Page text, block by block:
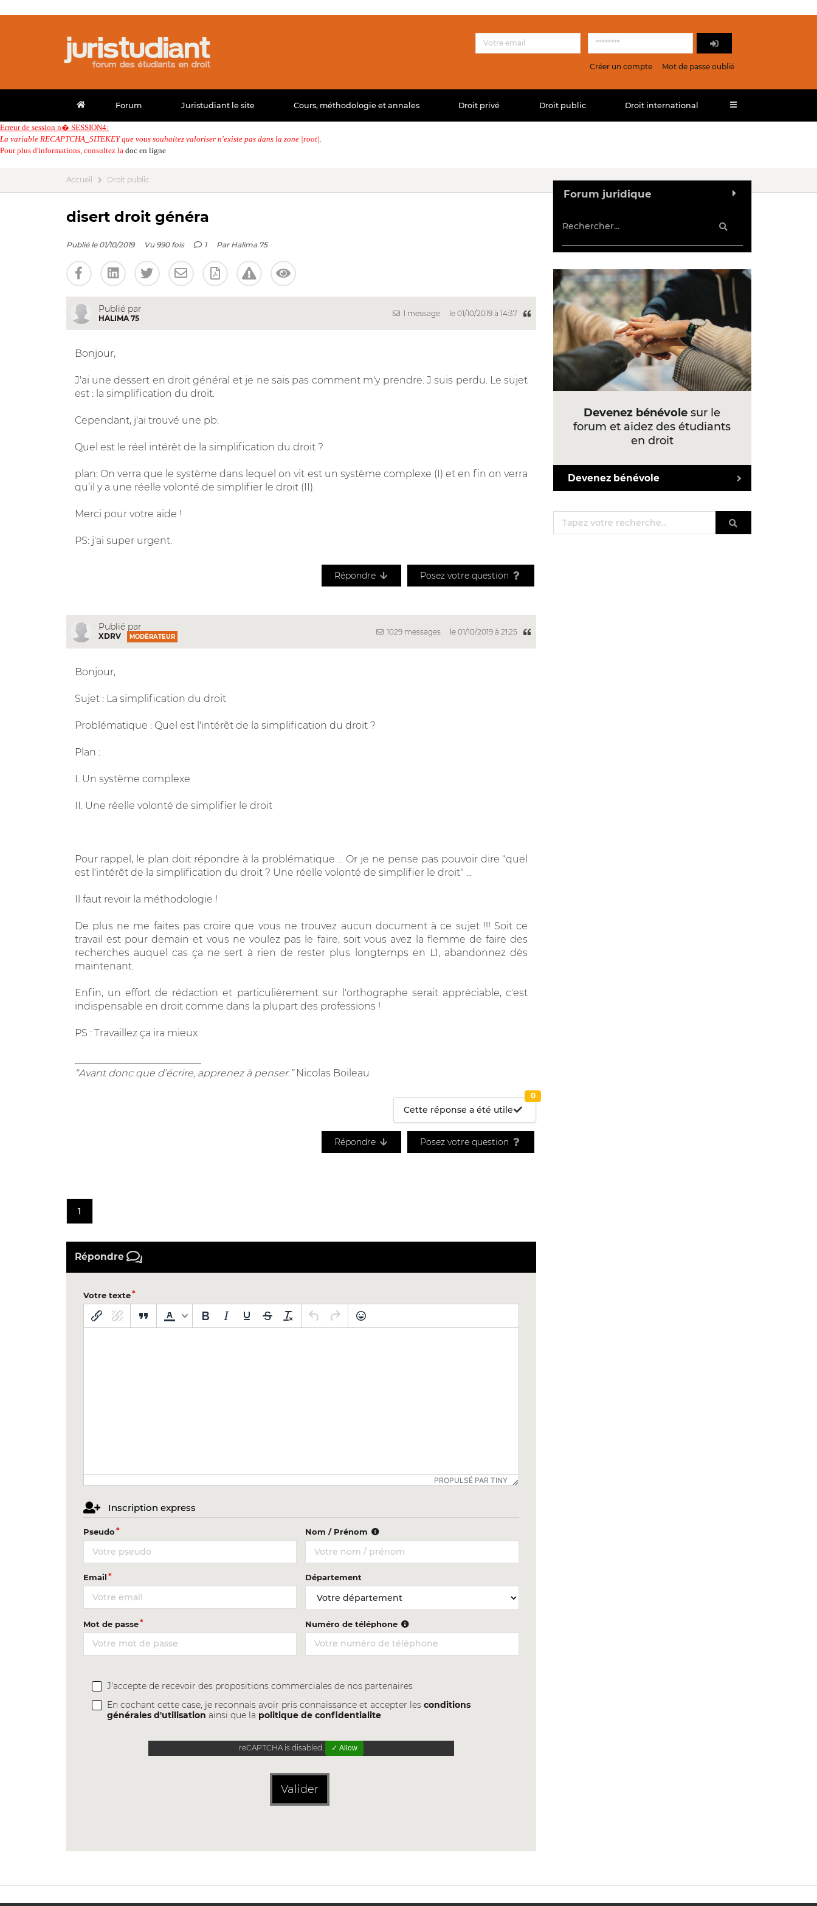
Créer un compte Mot de passe oublié
Forum Juristudiant le site Cours, méthodologie et annales Droit privé Droit public Droit international
Erreur de session n� SESSION4:
La variable RECAPTCHA_SITEKEY que vous souhaitez valoriser n'existe pas dans la zone |root|.
Pour plus d'informations, consultez la doc en ligne
Accueil Droit public
disert droit généra
Publié le 01/10/2019 Vu 990 fois 1 Par Halima 75
Publié par
HALIMA 75
1 message le 01/10/2019 à 14:37
Bonjour,
J'ai une dessert en droit général et je ne sais pas comment m'y prendre. J suis perdu. Le sujet
est : la simplification du droit.
Cependant, j'ai trouvé une pb:
Quel est le réel intérêt de la simplification du droit ?
plan: On verra que le système dans lequel on vit est un système complexe (I) et en fin on verra
qu’il y a une réelle volonté de simplifier le droit (II).
Merci pour votre aide !
PS: j'ai super urgent.
Répondre Posez votre question
Publié par
XDRV MODÉRATEUR
1029 messages le 01/10/2019 à 21:25
Bonjour,
Sujet : La simplification du droit
Problématique : Quel est l'intérêt de la simplification du droit ?
Plan :
I. Un système complexe
II. Une réelle volonté de simplifier le droit
Pour rappel, le plan doit répondre à la problématique ... Or je ne pense pas pouvoir dire "quel
est l'intérêt de la simplification du droit ? Une réelle volonté de simplifier le droit" ...
Il faut revoir la méthodologie !
De plus ne me faites pas croire que vous ne trouvez aucun document à ce sujet !!! Soit ce
travail est pour demain et vous ne voulez pas le faire, soit vous avez la flemme de faire des
recherches auquel cas ça ne sert à rien de rester plus longtemps en L1, abandonnez dès
maintenant.
Enfin, un effort de rédaction et particulièrement sur l'orthographe serait appréciable, c'est
indispensable en droit comme dans la plupart des professions !
PS : Travaillez ça ira mieux
“Avant donc que d’écrire, apprenez à penser.”Nicolas Boileau
Cette réponse a été utile
0
Répondre Posez votre question
1
Répondre
Votre texte
PROPULSÉ PAR TINY
Inscription express
Pseudo Nom / Prénom
Email Département
Mot de passe Numéro de téléphone
J'accepte de recevoir des propositions commerciales de nos partenaires
En cochant cette case, je reconnais avoir pris connaissance et accepter lesconditions
générales d'utilisation ainsi que la politique de confidentialite
reCAPTCHA is disabled. ✓ Allow
Valider
Forum juridique
Devenez bénévole sur le
forum et aidez des étudiants
en droit
Devenez bénévole